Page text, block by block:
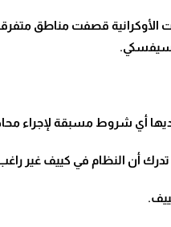
قصفت مناطق متفرقة من
.
أي شروط مسبقة لإجراء
أن النظام في كييف غير
.